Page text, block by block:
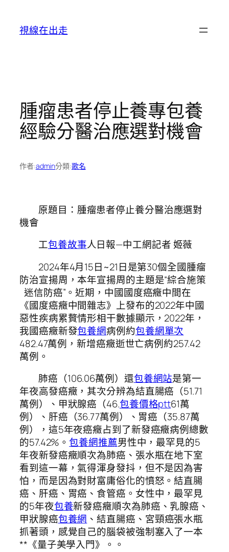
視線在出走
腫瘤患者停止養專包養
經驗分醫治應選對機會
作者:admin分類:歌名
原題目：腫瘤患者停止養分醫治應選對
機會
工包養故事人日報—中工網記者 姬薇
2024年4月15日~21日是第30個全國腫瘤
防治宣揚周，本年宣揚周的主題是“綜合施策
迷信防癌”。近期，中國國度癌癥中間在
《國度癌癥中間雜志》上發布的2022年中國
惡性疾病累贅情形相干數據顯示，2022年，
我國癌癥新發包養網病例約包養網單次
482.47萬例，新增癌癥逝世亡病例約257.42
萬例。
肺癌（106.06萬例）還包養網站是第一
年夜高發癌癥，其次分辨為結直腸癌（51.71
萬例）、甲狀腺癌（46.包養價格ptt61萬
例）、肝癌（36.77萬例）、胃癌（35.87萬
例），這5年夜癌癥占到了新發癌癥病例總數
的57.42%。包養網推薦男性中，最罕見的5
年夜新發癌癥順次為肺癌、張水瓶在地下室
看到這一幕，氣得渾身發抖，但不是因為害
怕，而是因為對財富庸俗化的憤怒。結直腸
癌、肝癌、胃癌、食管癌。女性中，最罕見
的5年夜包養新發癌癥順次為肺癌、乳腺癌、
甲狀腺癌包養網 、結直腸癌、宮頸癌張水瓶
抓著頭，感覺自己的腦袋被強制塞入了一本
**《量子美學入門》。。